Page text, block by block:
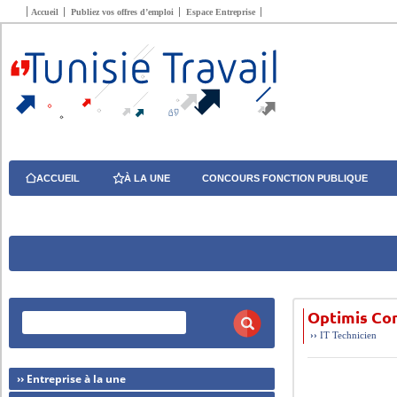
Accueil Publiez vos offres d’emploi Espace Entreprise
ACCUEIL À LA UNE CONCOURS FONCTION PUBLIQUE
Optimis
››IT Technicien
›› Entreprise à la une